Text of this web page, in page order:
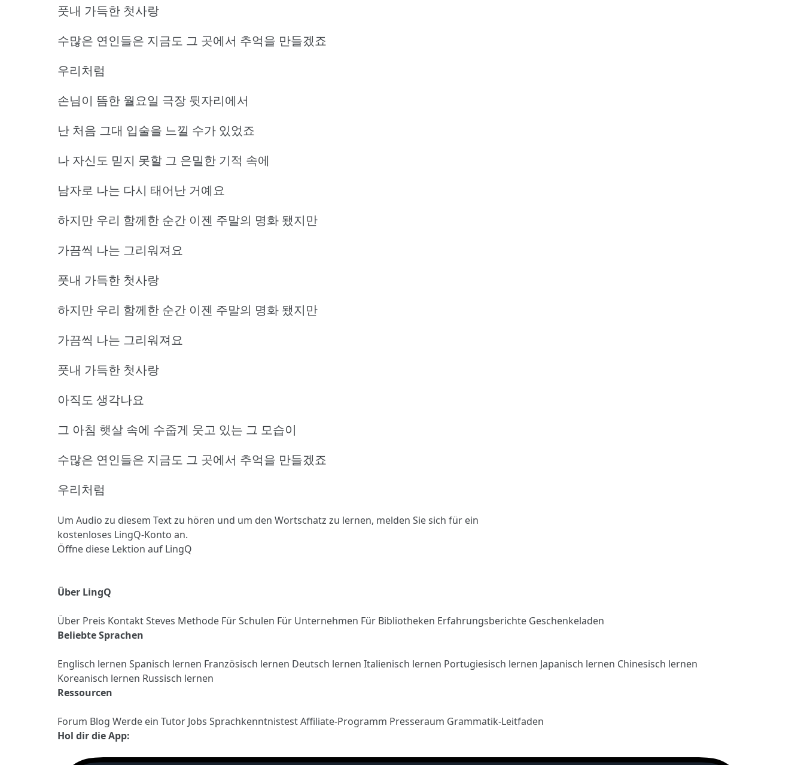
풋내 가득한 첫사랑
수많은 연인들은 지금도 그 곳에서 추억을 만들겠죠
우리처럼
손님이 뜸한 월요일 극장 뒷자리에서
난 처음 그대 입술을 느낄 수가 있었죠
나 자신도 믿지 못할 그 은밀한 기적 속에
남자로 나는 다시 태어난 거예요
하지만 우리 함께한 순간 이젠 주말의 명화 됐지만
가끔씩 나는 그리워져요
풋내 가득한 첫사랑
하지만 우리 함께한 순간 이젠 주말의 명화 됐지만
가끔씩 나는 그리워져요
풋내 가득한 첫사랑
아직도 생각나요
그 아침 햇살 속에 수줍게 웃고 있는 그 모습이
수많은 연인들은 지금도 그 곳에서 추억을 만들겠죠
우리처럼
Um Audio zu diesem Text zu hören und um den Wortschatz zu lernen, melden Sie sich für ein
kostenloses LingQ-Konto an.
Öffne diese Lektion auf LingQ
Über LingQ
Über Preis KontaktSteves Methode Für Schulen Für Unternehmen Für Bibliotheken Erfahrungsberichte Geschenkeladen
Beliebte Sprachen
Englisch lernen Spanisch lernen Französisch lernen Deutsch lernen Italienisch lernen Portugiesisch lernen Japanisch lernen Chinesisch lernen
Koreanisch lernen Russisch lernen
Ressourcen
Forum Blog Werde ein Tutor Jobs SprachkenntnistestAffiliate-Programm Presseraum Grammatik-Leitfaden
Hol dir die App: